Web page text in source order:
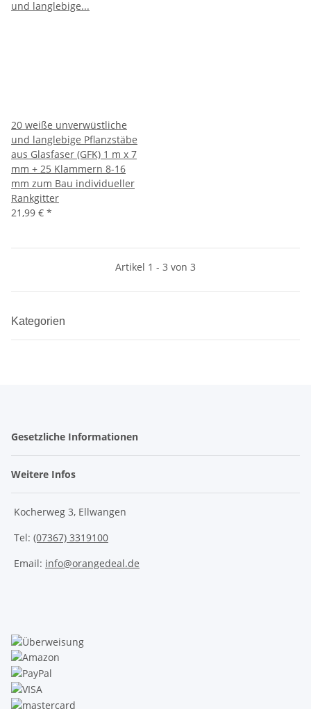
20 weiße unverwüstliche
und langlebige Pflanzstäbe
aus Glasfaser (GFK) 1 m x 7
mm + 25 Klammern 8-16
mm zum Bau individueller
Rankgitter
21,99 € *
Artikel 1 - 3 von 3
Kategorien
Gesetzliche Informationen
Weitere Infos
Kocherweg 3, Ellwangen
Tel: (07367) 3319100
Email: info@orangedeal.de